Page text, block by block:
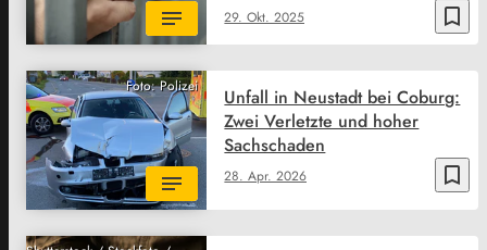
bookmark_border
29. Okt. 2025
Foto: Polizei
bookmark_border
28. Apr. 2026
Unfall in Neustadt bei Coburg:
Zwei Verletzte und hoher
Sachschaden